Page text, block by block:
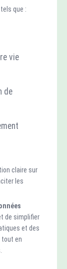
que :
vie
de
claire sur
les
de simplifier
et des
tout en